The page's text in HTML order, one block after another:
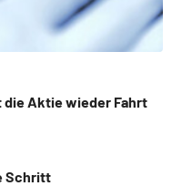
Aktie wieder Fahrt
Schritt